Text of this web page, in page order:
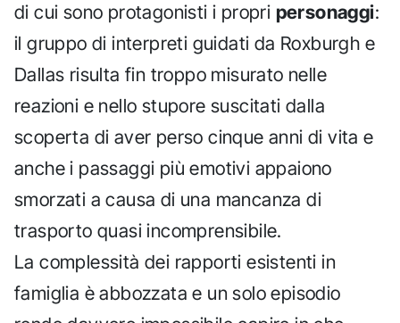
di cui sono protagonisti i propri personaggi:
il gruppo di interpreti guidati da Roxburgh e
Dallas risulta fin troppo misurato nelle
reazioni e nello stupore suscitati dalla
scoperta di aver perso cinque anni di vita e
anche i passaggi più emotivi appaiono
smorzati a causa di una mancanza di
trasporto quasi incomprensibile.
La complessità dei rapporti esistenti in
famiglia è abbozzata e un solo episodio